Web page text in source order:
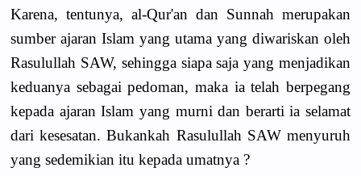
Karena, tentunya, al-Qur'an dan Sunnah merupakan
sumber ajaran Islam yang utama yang diwariskan oleh
Rasulullah SAW, sehingga siapa saja yang menjadikan
keduanya sebagai pedoman, maka ia telah berpegang
kepada ajaran Islam yang murni dan berarti ia selamat
dari kesesatan. Bukankah Rasulullah SAW menyuruh
yang sedemikian itu kepada umatnya ?